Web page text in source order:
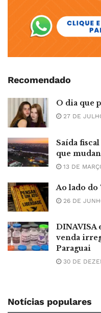
Recomendado
O dia que
27 DE
Saída
que
13 DE
Ao lado do
26 DE
DINAVISA
venda
Paraguai
30 DE
Notícias populares